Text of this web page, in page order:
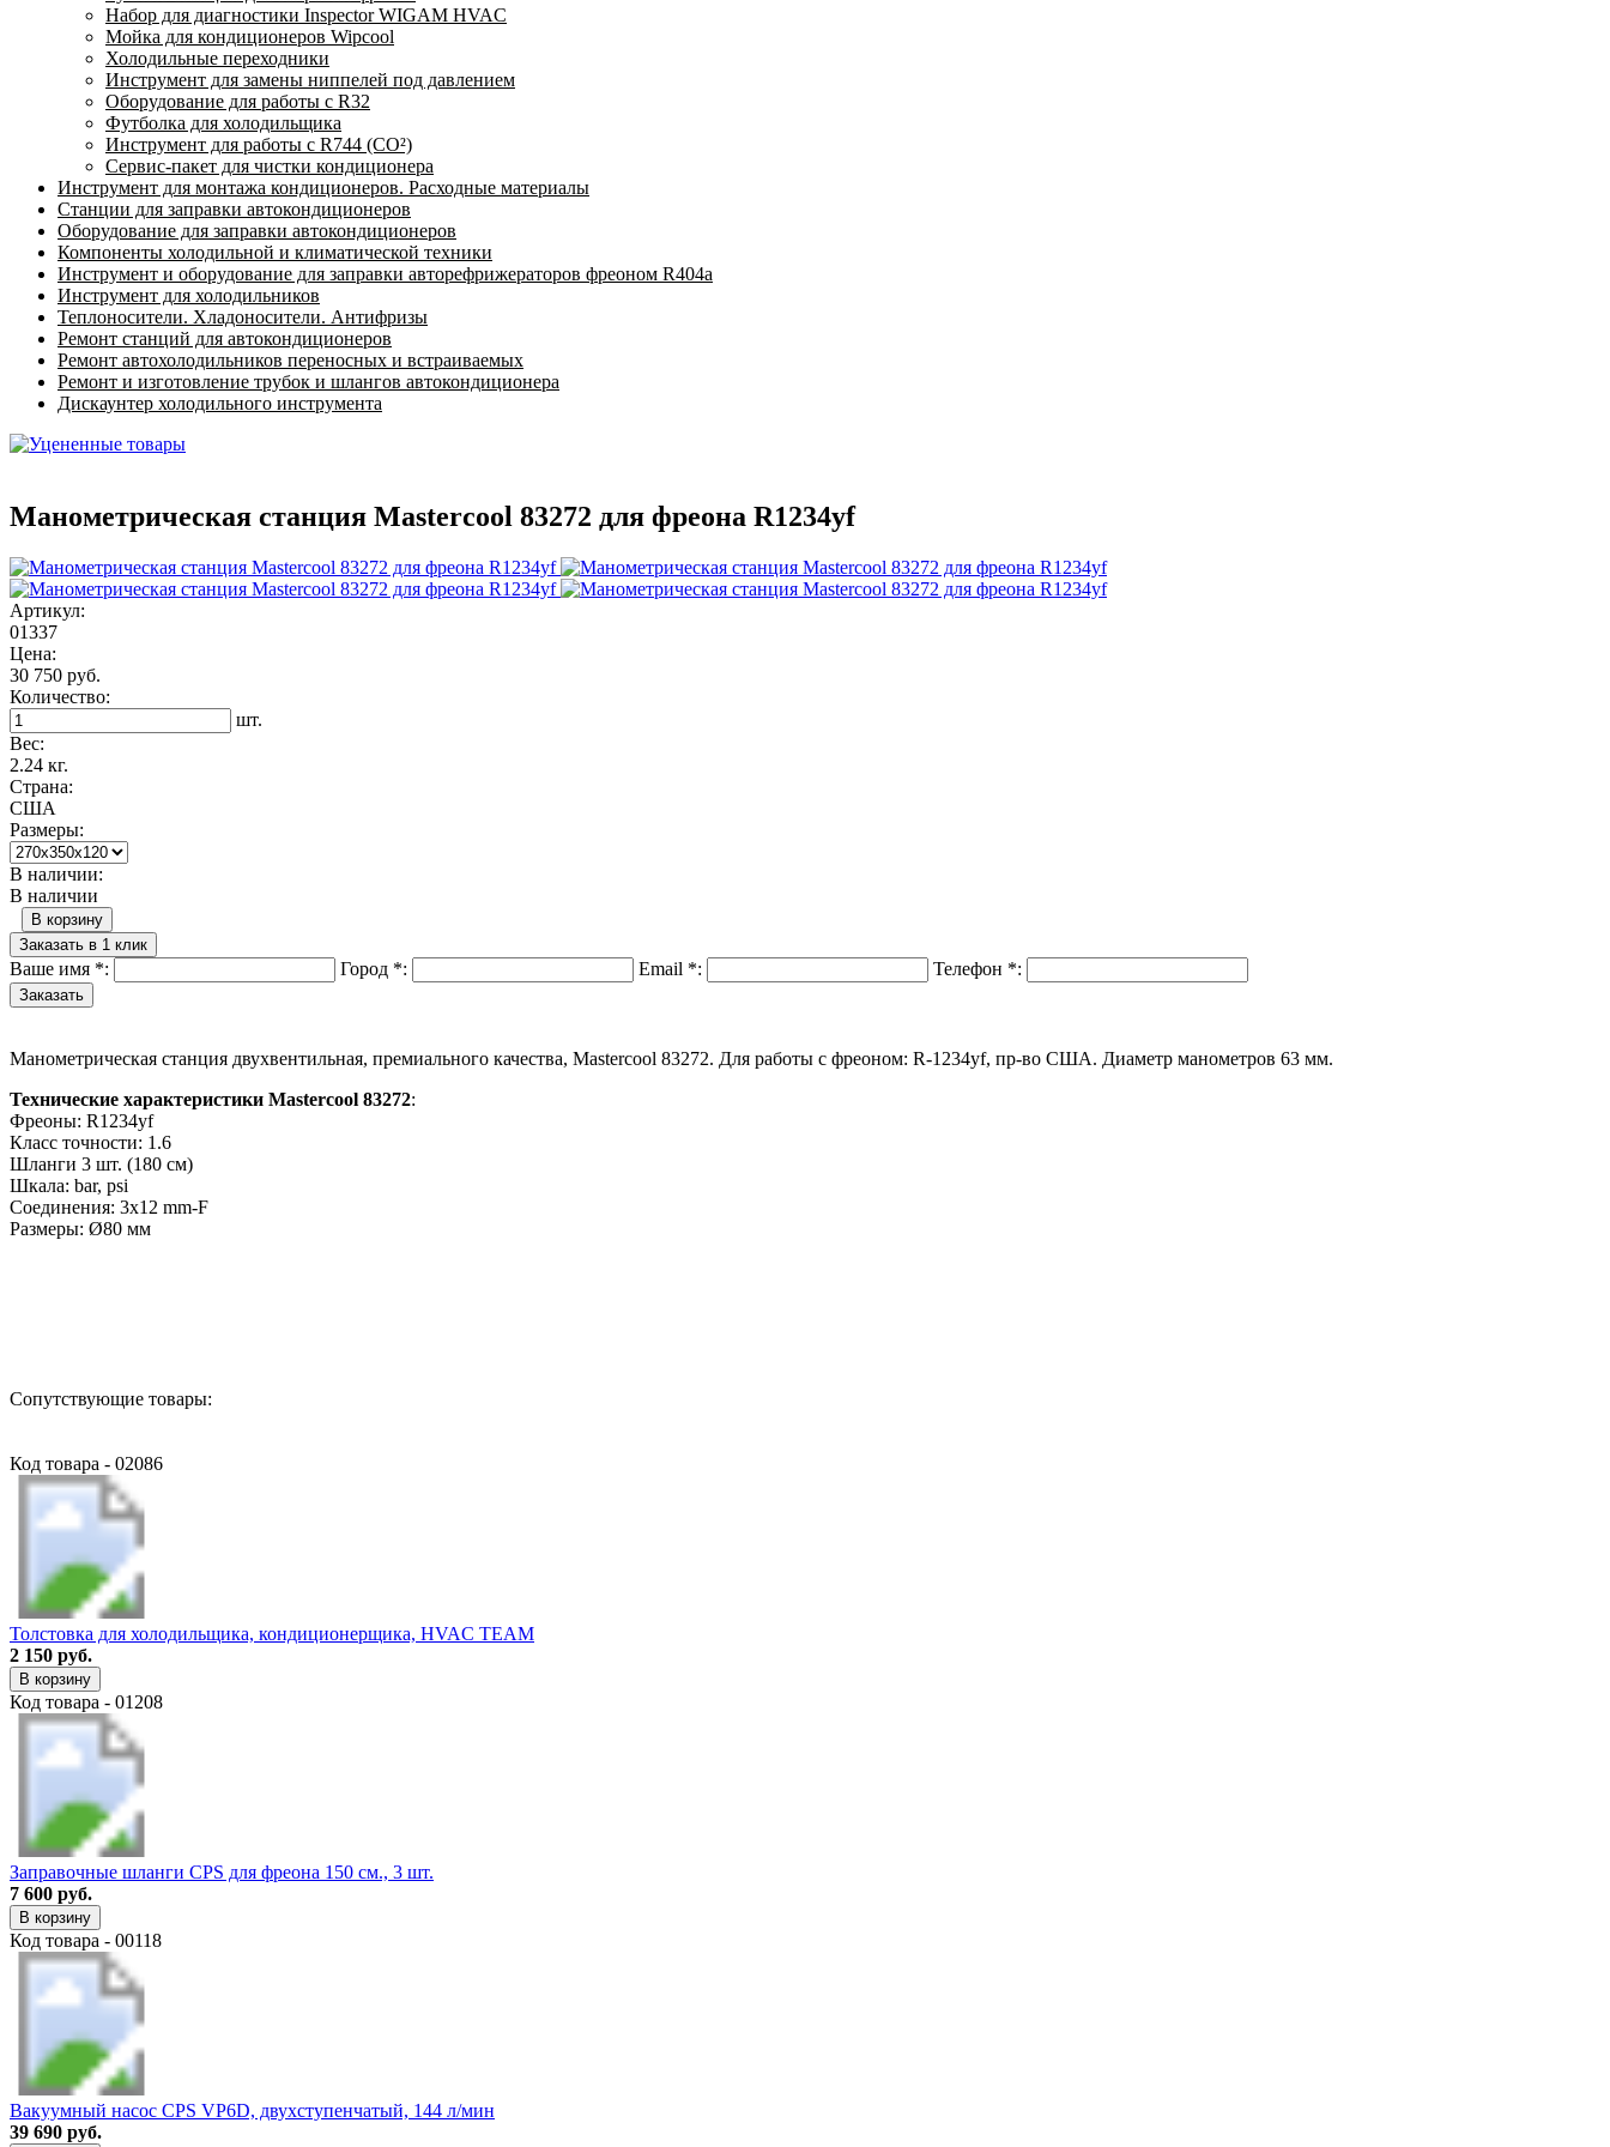
Набор для диагностики Inspector WIGAM HVAC
Мойка для кондиционеров Wipcool
Холодильные переходники
Инструмент для замены ниппелей под давлением
Оборудование для работы с R32
Футболка для холодильщика
Инструмент для работы с R744 (CO²)
Сервис-пакет для чистки кондиционера
Инструмент для монтажа кондиционеров. Расходные материалы
Станции для заправки автокондиционеров
Оборудование для заправки автокондиционеров
Компоненты холодильной и климатической техники
Инструмент и оборудование для заправки авторефрижераторов фреоном R404a
Инструмент для холодильников
Теплоносители. Хладоносители. Антифризы
Ремонт станций для автокондиционеров
Ремонт автохолодильников переносных и встраиваемых
Ремонт и изготовление трубок и шлангов автокондиционера
Дискаунтер холодильного инструмента
Манометрическая станция Mastercool 83272 для фреона R1234yf
Артикул:
01337
Цена:
30 750 руб.
Количество:
шт.
Вес:
2.24 кг.
Страна:
США
Размеры:
В наличии:
В наличии
В корзину
Заказать в 1 клик
Ваше имя *: Город *: Email *: Телефон *:
Манометрическая станция двухвентильная, премиального качества, Mastercool 83272. Для работы с фреоном: R-1234yf, пр-во США. Диаметр манометров 63 мм.
Технические характеристики Mastercool 83272:
Фреоны: R1234yf
Класс точности: 1.6
Шланги 3 шт. (180 см)
Шкала: bar, psi
Соединения: 3x12 mm-F
Размеры: Ø80 мм
Сопутствующие товары:
Код товара - 02086
Толстовка для холодильщика, кондиционерщика, HVAC TEAM
2 150 руб.
В корзину
Код товара - 01208
Заправочные шланги CPS для фреона 150 см., 3 шт.
7 600 руб.
В корзину
Код товара - 00118
Вакуумный насос CPS VP6D, двухступенчатый, 144 л/мин
39 690 руб.